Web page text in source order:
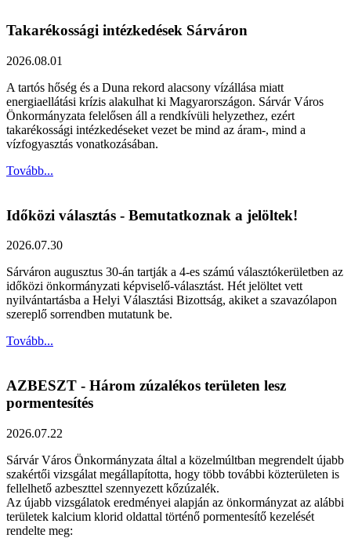
Takarékossági intézkedések Sárváron
2026.08.01
A tartós hőség és a Duna rekord alacsony vízállása miatt
energiaellátási krízis alakulhat ki Magyarországon. Sárvár Város
Önkormányzata felelősen áll a rendkívüli helyzethez, ezért
takarékossági intézkedéseket vezet be mind az áram-, mind a
vízfogyasztás vonatkozásában.
Tovább...
Időközi választás - Bemutatkoznak a jelöltek!
2026.07.30
Sárváron augusztus 30-án tartják a 4-es számú választókerületben az
időközi önkormányzati képviselő-választást. Hét jelöltet vett
nyilvántartásba a Helyi Választási Bizottság, akiket a szavazólapon
szereplő sorrendben mutatunk be.
Tovább...
AZBESZT - Három zúzalékos területen lesz
pormentesítés
2026.07.22
Sárvár Város Önkormányzata által a közelmúltban megrendelt újabb
szakértői vizsgálat megállapította, hogy több további közterületen is
fellelhető azbeszttel szennyezett kőzúzalék.
Az újabb vizsgálatok eredményei alapján az önkormányzat az alábbi
területek kalcium klorid oldattal történő pormentesítő kezelését
rendelte meg: